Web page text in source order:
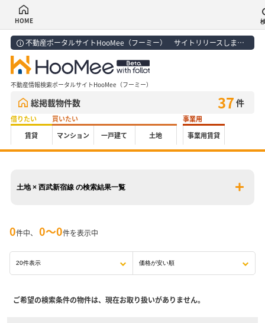
HOME
不動産ポータルサイトHooMee（フーミー） サイトリリースしました！
不動産情報検索ポータルサイトHooMee（フーミー）
総掲載物件数 37 件
借りたい
賃貸
買いたい
マンション
一戸建て 土地
事業用
事業用賃貸
土地 × 西武新宿線 の検索結果一覧
0件中、 0〜0件を表示中
ご希望の検索条件の物件は、現在お取り扱いがありません。